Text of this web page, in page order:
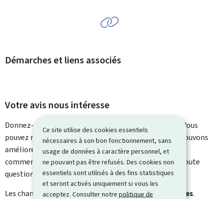
Ce site utilise des cookies essentiels
nécessaires à son bon fonctionnement, sans
usage de données à caractère personnel, et
ne pouvant pas être refusés. Des cookies non
essentiels sont utilisés à des fins statistiques
et seront activés uniquement si vous les
acceptez. Consulter notrepolitique de
Démarches et liens associés
Votre avis nous intéresse
Donnez-nous votre avis sur le contenu de cette page. Vous
pouvez nous laisser un commentaire sur ce que nous pouvons
améliorer. Vous ne recevrez pas de réponse à votre
commentaire. Utilisez le formulaire de contact pour toute
question particulière.
Les champs marqués d’une étoile ( * ) sontobligatoires.